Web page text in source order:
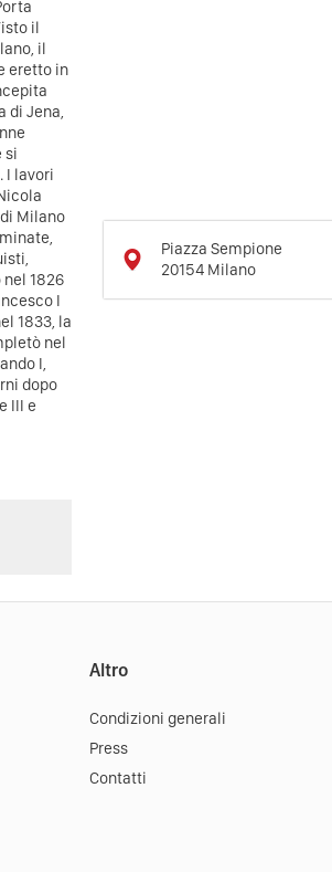
il
il
eretto in
di Jena,
si
I lavori
Milano
1826
I
1833, la
nel
I,
dopo
III e
Piazza Sempione
20154 Milano
Altro
Condizioni generali
Press
Contatti